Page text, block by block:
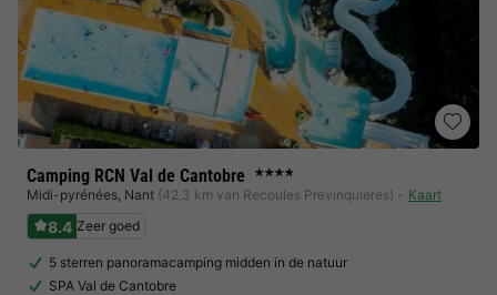
Camping RCN Val de Cantobre ★★★★
Midi-pyrénées, Nant (42,3 km van Recoules Previnquieres) Kaart
8.4 Zeer goed
5 sterren panoramacamping midden in de natuur
SPA Val de Cantobre